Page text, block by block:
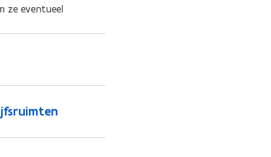
ze eventueel